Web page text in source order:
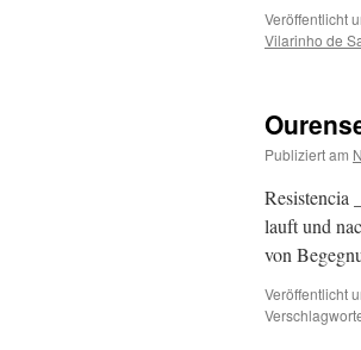
Veröffentlicht
Vilarinho de
Publiziert am
Resistencia
lauft und
von
Veröffentlicht